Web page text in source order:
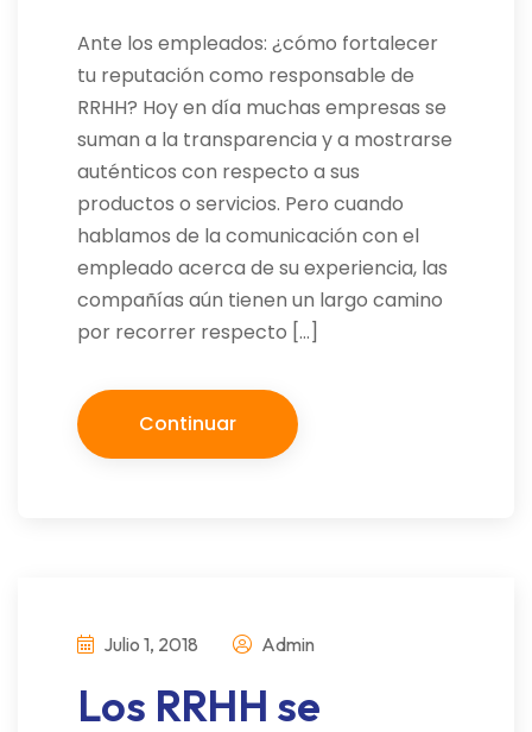
Ante los empleados: ¿cómo fortalecer
tu reputación como responsable de
RRHH? Hoy en día muchas empresas se
suman a la transparencia y a mostrarse
auténticos con respecto a sus
productos o servicios. Pero cuando
hablamos de la comunicación con el
empleado acerca de su experiencia, las
compañías aún tienen un largo camino
por recorrer respecto […]
Continuar
Julio 1, 2018 Admin
Los RRHH se